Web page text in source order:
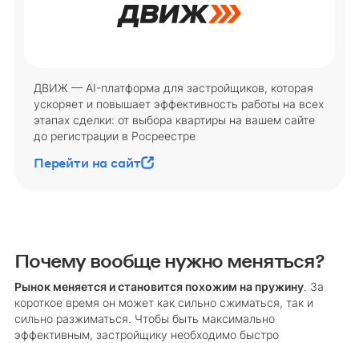
ДВИЖ — AI-платформа для застройщиков, которая
ускоряет и повышает эффективность работы на всех
этапах сделки: от выбора квартиры на вашем сайте
до регистрации в Росреестре
Перейти на сайт
Почему вообще нужно меняться?
Рынок меняется и становится похожим на пружину. За
короткое время он может как сильно сжиматься, так и
сильно разжиматься. Чтобы быть максимально
эффективным, застройщику необходимо быстро